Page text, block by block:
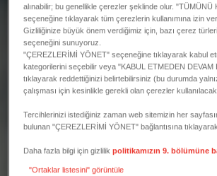
alınabilir; bu genellikle çerezler şeklinde olur. "TÜMÜNÜ
seçeneğine tıklayarak tüm çerezlerin kullanımına izin
Gizliliğinize büyük önem verdiğimiz için, bazı çerez
seçeneğini sunuyoruz.
"ÇEREZLERİMİ YÖNET" seçeneğine tıklayarak kabul
kategorilerini seçebilir veya "KABUL ETMEDEN DEVAM
tıklayarak reddettiğinizi belirtebilirsiniz (bu durumda
çalışması için kesinlikle gerekli olan çerezler
Tercihlerinizi istediğiniz zaman web sitemizin her
bulunan "ÇEREZLERİMİ YÖNET" bağlantısına
Daha fazla bilgi için gizlilikpolitikamızın 9. bölümüne
"Ortaklar listesini" görüntüle